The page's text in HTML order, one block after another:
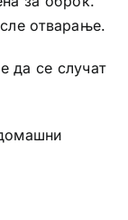
отварање.
да се случат